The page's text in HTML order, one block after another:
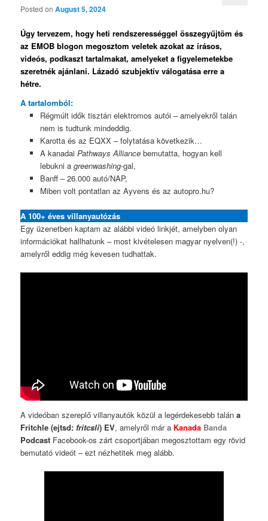
Posted onAugust 5, 2024
Úgy tervezem, hogy heti rendszerességgel összegyűjtöm és
az EMOB blogon megosztom veletek azokat az írásos,
videós, podkaszt tartalmakat, amelyeket a figyelemetekbe
szeretnék ajánlani. Lázadó szubjektív válogatása erre a
hétre.
A tartalomból:
Régmúlt idők tisztán elektromos autói – amelyekről talán
nem is tudtunk mindeddig.
Karotta és az EQXX – folytatása következik…
A kanadai Pathways Alliancebemutatta, hogyan kell
lebukni a greenwashing-gal,
Banff – 26.000 autó/NAP,
Miben volt pontatlan az Ayvens és az autopro.hu?
A 100+ éves villanyautózás
Egy üzenetben kaptam az alábbi videó linkjét, amelyben olyan
információkat hallhatunk – most kivételesen magyar nyelven(!) -,
amelyről eddig még kevesen tudhattak.
A videóban szereplő villanyautók közül a legérdekesebb talána
Fritchle (ejtsd:fritcsli) EV, amelyről már a Kanada Banda
Podcast Facebook-os zárt csoportjában megosztottam egy rövid
bemutató videót – ezt nézhetitek meg alább.